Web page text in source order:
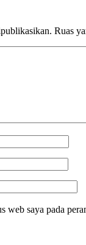
Ruas
web saya pada